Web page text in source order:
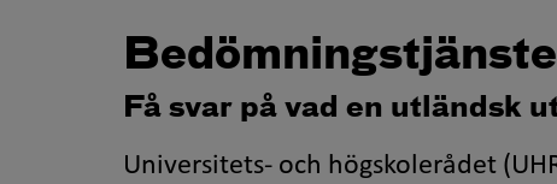
Få svar på vad en utländsk
Universitets- och högskolerådet